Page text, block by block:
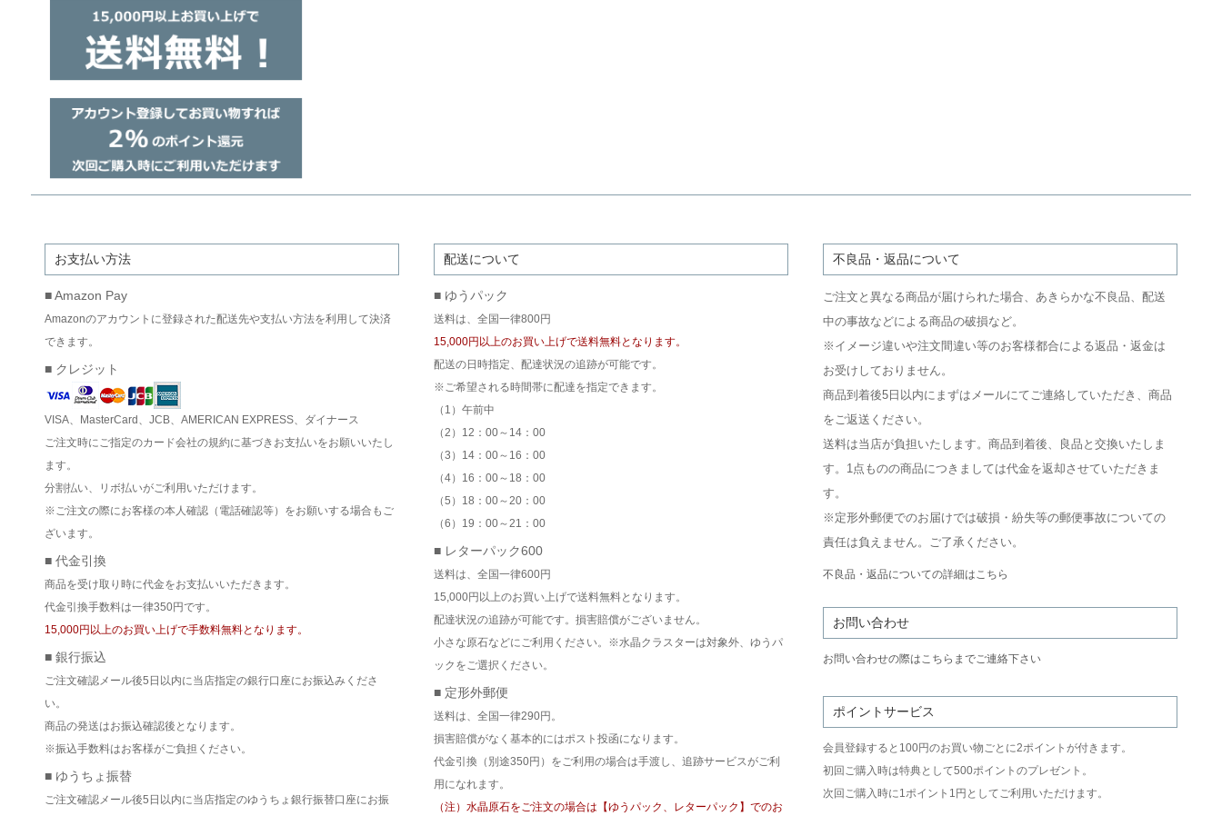
お支払い方法
■ Amazon Pay
Amazonのアカウントに登録された配送先や支払い方法を利用して決済
できます。
■ クレジット
VISA、MasterCard、JCB、AMERICAN EXPRESS、ダイナース
ご注文時にご指定のカード会社の規約に基づきお支払いをお願いいたし
ます。
分割払い、リボ払いがご利用いただけます。
※ご注文の際にお客様の本人確認（電話確認等）をお願いする場合もご
ざいます。
■ 代金引換
商品を受け取り時に代金をお支払いいただきます。
代金引換手数料は一律350円です。
15,000円以上のお買い上げで手数料無料となります。
■ 銀行振込
ご注文確認メール後5日以内に当店指定の銀行口座にお振込みくださ
い。
商品の発送はお振込確認後となります。
※振込手数料はお客様がご負担ください。
■ ゆうちょ振替
ご注文確認メール後5日以内に当店指定のゆうちょ銀行振替口座にお振
配送について
■ ゆうパック
送料は、全国一律800円
15,000円以上のお買い上げで送料無料となります。
配送の日時指定、配達状況の追跡が可能です。
※ご希望される時間帯に配達を指定できます。
（1）午前中
（2）12：00～14：00
（3）14：00～16：00
（4）16：00～18：00
（5）18：00～20：00
（6）19：00～21：00
■ レターパック600
送料は、全国一律600円
15,000円以上のお買い上げで送料無料となります。
配達状況の追跡が可能です。損害賠償がございません。
小さな原石などにご利用ください。※水晶クラスターは対象外、ゆうパ
ックをご選択ください。
■ 定形外郵便
送料は、全国一律290円。
損害賠償がなく基本的にはポスト投函になります。
代金引換（別途350円）をご利用の場合は手渡し、追跡サービスがご利
用になれます。
（注）水晶原石をご注文の場合は【ゆうパック、レターパック】でのお
不良品・返品について
ご注文と異なる商品が届けられた場合、あきらかな不良品、配送
中の事故などによる商品の破損など。
※イメージ違いや注文間違い等のお客様都合による返品・返金は
お受けしておりません。
商品到着後5日以内にまずはメールにてご連絡していただき、商品
をご返送ください。
送料は当店が負担いたします。商品到着後、良品と交換いたしま
す。1点ものの商品につきましては代金を返却させていただきま
す。
※定形外郵便でのお届けでは破損・紛失等の郵便事故についての
責任は負えません。ご了承ください。
不良品・返品についての詳細はこちら
お問い合わせ
お問い合わせの際はこちらまでご連絡下さい
ポイントサービス
会員登録すると100円のお買い物ごとに2ポイントが付きます。
初回ご購入時は特典として500ポイントのプレゼント。
次回ご購入時に1ポイント1円としてご利用いただけます。